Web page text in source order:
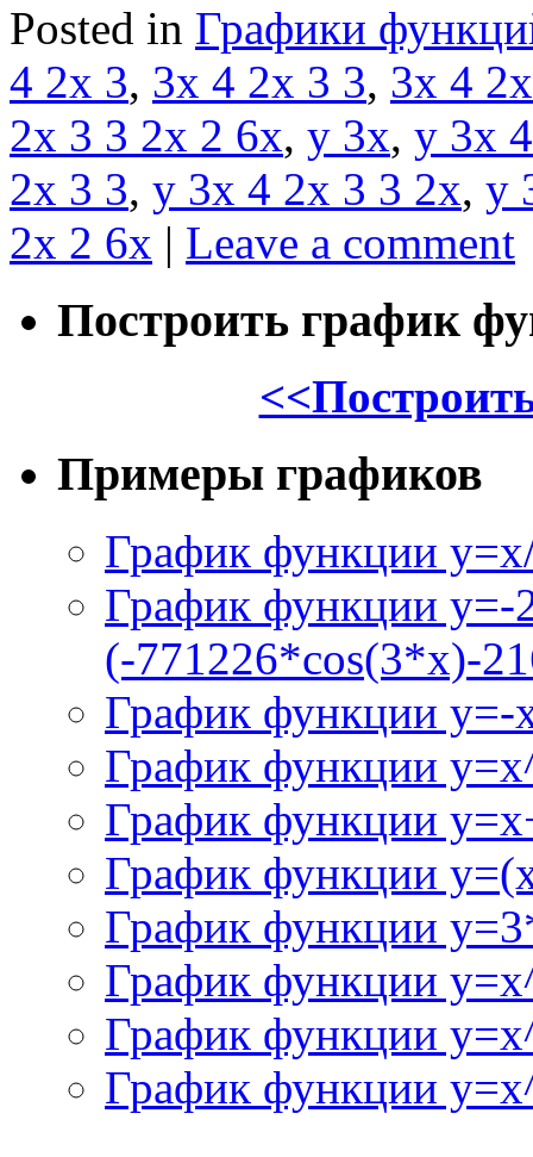
Posted in Графики
4 2x 3, 3x 4 2x 3 3, 3x 4
2x 3 3 2x 2 6x, y 3x, y 3x 4
2x 3 3, y 3x 4 2x 3 3 2x, y
2x 2 6x | Leave a comment
Построить график
Примеры графиков
График функции
График функции y=-
(-771226*cos(3*x)-
График функции
График функции
График функции
График функции
График функции
График функции
График функции
График функции